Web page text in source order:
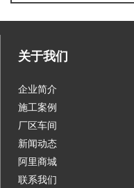
关于我们
企业简介
施工案例
厂区车间
新闻动态
阿里商城
联系我们